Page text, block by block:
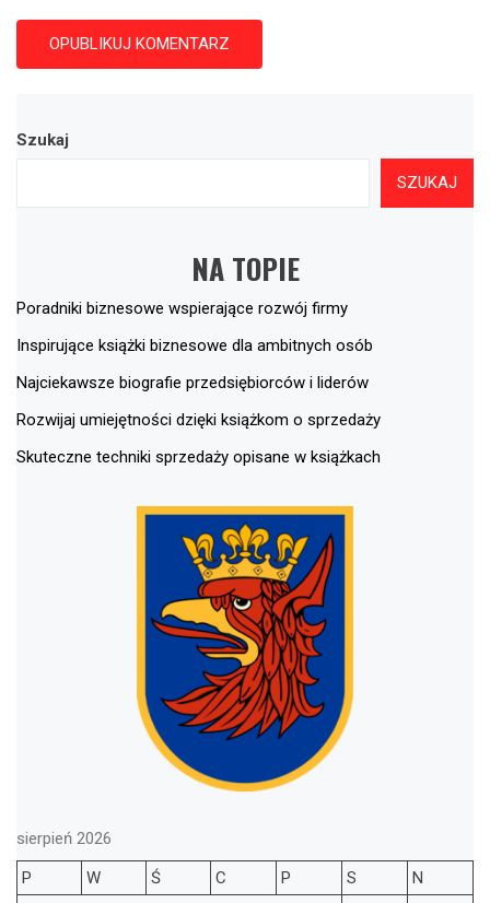
Szukaj
SZUKAJ
NA TOPIE
Poradniki biznesowe wspierające rozwój firmy
Inspirujące książki biznesowe dla ambitnych osób
Najciekawsze biografie przedsiębiorców i liderów
Rozwijaj umiejętności dzięki książkom o sprzedaży
Skuteczne techniki sprzedaży opisane w książkach
sierpień 2026
P
W Ś C P S
N